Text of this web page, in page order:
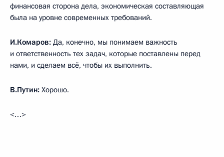
финансовая сторона дела, экономическая составляющая
была на уровне современных требований.
И.Комаров: Да, конечно, мы понимаем важность
и ответственность тех задач, которые поставлены перед
нами, и сделаем всё, чтобы их выполнить.
В.Путин: Хорошо.
<…>